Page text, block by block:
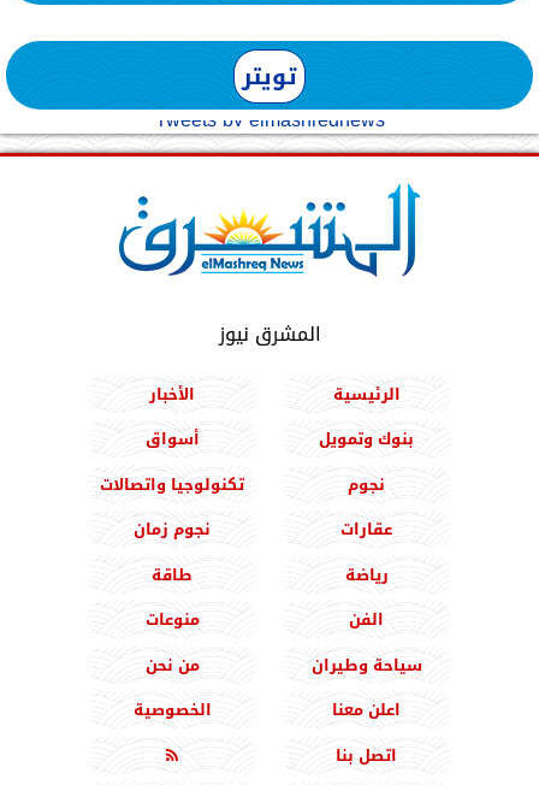
تويتر
Tweets by elmashreqnews
المشرق نيوز
الرئيسية
الأخبار
بنوك وتمويل
أسواق
نجوم
تكنولوجيا واتصالات
عقارات
نجوم زمان
رياضة
طاقة
الفن
منوعات
سياحة وطيران
من نحن
اعلن معنا
الخصوصية
اتصل بنا
